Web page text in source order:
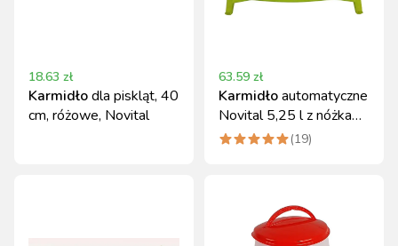
18.63 zł
Karmidłodla piskląt, 40
cm, różowe, Novital
63.59 zł
Karmidłoautomatyczne
Novital 5,25 l z nóżkami
zielone
(19)